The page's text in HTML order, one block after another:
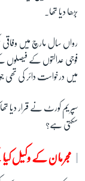
بڑھا دیا تھا۔
رواں سال مارچ میں وفاقی
فوجی عدالتوں کے
میں درخواست دائر کی تھی
سپریم کورٹ نے قرار دیا
سکتی ہے؟
مجرمان کے وکیل کیا